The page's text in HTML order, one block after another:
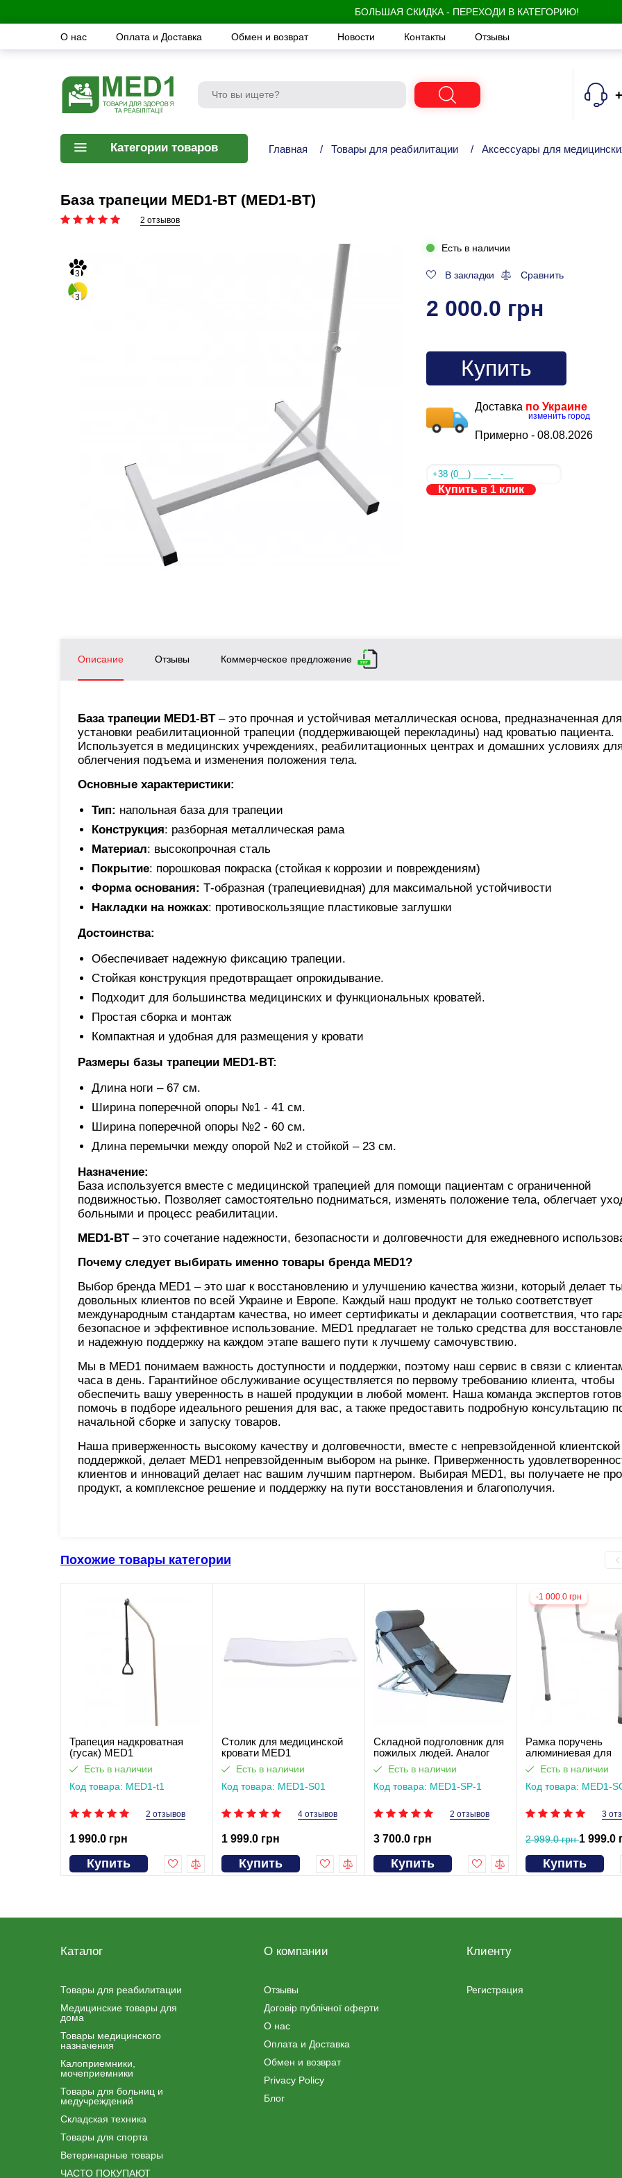
БОЛЬШАЯ СКИДКА - ПЕРЕХОДИ В КАТЕГОРИЮ!
О нас Оплата и Доставка Обмен и возврат Новости Контакты Отзывы
Категории товаров Главная / Товары для реабилитации / Аксессуары для
База трапеции MED1-BT (MED1-BT)
2 отзывов
3
3
Есть в наличии
В закладки Сравнить
2 000.0 грн
Купить
Доставка по Украине
изменить город
Примерно - 08.08.2026
Купить в 1 клик
Описание Отзывы Коммерческое предложение
База трапеции MED1-BT – это прочная и устойчивая металлическая основа, предназначенная для
установки реабилитационной трапеции (поддерживающей перекладины) над кроватью пациента.
Используется в медицинских учреждениях, реабилитационных центрах и домашних условиях для
облегчения подъема и изменения положения тела.
Основные характеристики:
Тип: напольная база для трапеции
Конструкция: разборная металлическая рама
Материал: высокопрочная сталь
Покрытие: порошковая покраска (стойкая к коррозии и повреждениям)
Форма основания: Т-образная (трапециевидная) для максимальной устойчивости
Накладки на ножках: противоскользящие пластиковые заглушки
Достоинства:
Обеспечивает надежную фиксацию трапеции.
Стойкая конструкция предотвращает опрокидывание.
Подходит для большинства медицинских и функциональных кроватей.
Простая сборка и монтаж
Компактная и удобная для размещения у кровати
Размеры базы трапеции MED1-BT:
Длина ноги – 67 см.
Ширина поперечной опоры №1 - 41 см.
Ширина поперечной опоры №2 - 60 см.
Длина перемычки между опорой №2 и стойкой – 23 см.
Назначение:
База используется вместе с медицинской трапецией для помощи пациентам с ограниченной
подвижностью. Позволяет самостоятельно подниматься, изменять положение тела, облегчает
больными и процесс реабилитации.
MED1-BT– это сочетание надежности, безопасности и долговечности для ежедневного
Почему следует выбирать именно товары бренда MED1?
Выбор бренда MED1 – это шаг к восстановлению и улучшению качества жизни, который делает
довольных клиентов по всей Украине и Европе. Каждый наш продукт не только соответствует
международным стандартам качества, но имеет сертификаты и декларации соответствия, что
безопасное и эффективное использование. MED1 предлагает не только средства для
и надежную поддержку на каждом этапе вашего пути к лучшему самочувствию.
Мы в MED1 понимаем важность доступности и поддержки, поэтому наш сервис в связи с
часа в день. Гарантийное обслуживание осуществляется по первому требованию клиента, чтобы
обеспечить вашу уверенность в нашей продукции в любой момент. Наша команда экспертов
помочь в подборе идеального решения для вас, а также предоставить подробную консультацию
начальной сборке и запуску товаров.
Наша приверженность высокому качеству и долговечности, вместе с непревзойденной клиентской
поддержкой, делает MED1 непревзойденным выбором на рынке. Приверженность
клиентов и инноваций делает нас вашим лучшим партнером. Выбирая MED1, вы получаете не
продукт, а комплексное решение и поддержку на пути восстановления и благополучия.
Похожие товары категории
Трапеция надкроватная
(гусак) MED1
Есть в наличии
Код товара: MED1-t1
2 отзывов
1 990.0 грн
Купить
Столик для медицинской
кровати MED1
Есть в наличии
Код товара: MED1-S01
4 отзывов
1 999.0 грн
Купить
Складной подголовник для
пожилых людей. Аналог
двухсекционной кровати
Есть в наличии
Код товара: MED1-SP-1
2 отзывов
3 700.0 грн
Купить
-1 000.0 грн
Рамка поручень
алюминиевая для
безопасного
туалетом туалетом
SC7055B
Есть в наличии
Код товара: MED1-
3
2 999.0 грн1 999.0
Купить
Каталог
Товары для реабилитации
Медицинские товары для
дома
Товары медицинского
назначения
Калоприемники,
мочеприемники
Товары для больниц и
медучреждений
Складская техника
Товары для спорта
Ветеринарные товары
ЧАСТО ПОКУПАЮТ
О компании
Отзывы
Договір публічної оферти
О нас
Оплата и Доставка
Обмен и возврат
Privacy Policy
Блог
Клиенту
Регистрация